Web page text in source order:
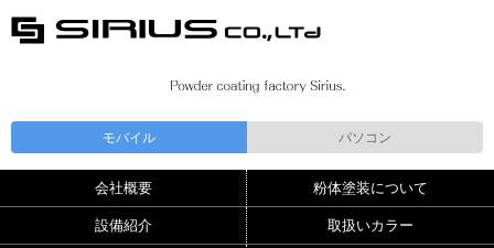
モバイル パソコン
会社概要 粉体塗装について
設備紹介 取扱いカラー